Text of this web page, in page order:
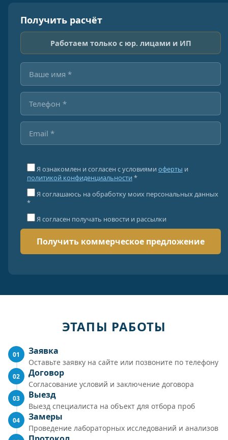
Получить расчёт
Работаем только с юр. лицами и ИП
Я ознакомлен и согласен с условиями оферты и
политикой конфиденциальности *
Я соглашаюсь на обработку моих персональных данных
*
Я согласен получать новости и рассылки
ЭТАПЫ РАБОТЫ
01 Заявка
Оставьте заявку на сайте или позвоните по телефону
02 Договор
Согласование условий и заключение договора
03 Выезд
Выезд специалиста на объект для отбора проб
04 Замеры
Проведение лабораторных исследований и анализов